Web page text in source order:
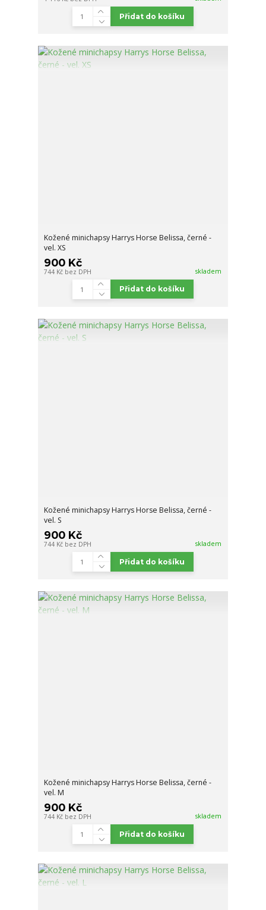
Přidat do košíku
Kožené minichapsy Harrys Horse Belissa, černé -
vel. XS
900 Kč
744 Kč bez DPH skladem
Přidat do košíku
Kožené minichapsy Harrys Horse Belissa, černé -
vel. S
900 Kč
744 Kč bez DPH skladem
Přidat do košíku
Kožené minichapsy Harrys Horse Belissa, černé -
vel. M
900 Kč
744 Kč bez DPH skladem
Přidat do košíku